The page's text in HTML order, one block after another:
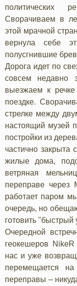
политических
Сворачиваем в
этой мрачной
вернула себе
полусгнившие
Дорога идет по
совсем недавно
выезжаем к
поездке.
стрелке между
настоящий музей
постройки из
частично закрыта
жилые дома,
ветряная
переправе
работает паром
очередь, но
готовить "быстрый
Очередной
геокешеров
нас и уже
перемещается
переправы –